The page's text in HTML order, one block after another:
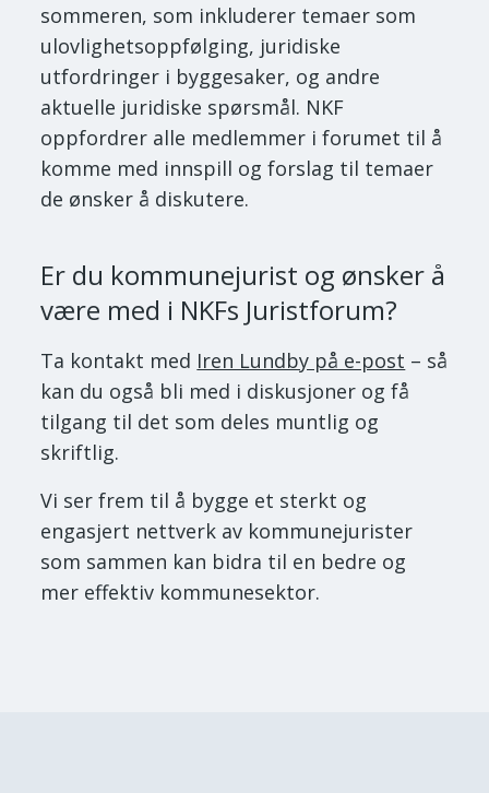
sommeren, som inkluderer temaer som
ulovlighetsoppfølging, juridiske
utfordringer i byggesaker, og andre
aktuelle juridiske spørsmål. NKF
oppfordrer alle medlemmer i forumet til å
komme med innspill og forslag til temaer
de ønsker å diskutere.
Er du kommunejurist og ønsker å
være med i NKFs Juristforum?
Ta kontakt med Iren Lundby på e-post – så
kan du også bli med i diskusjoner og få
tilgang til det som deles muntlig og
skriftlig.
Vi ser frem til å bygge et sterkt og
engasjert nettverk av kommunejurister
som sammen kan bidra til en bedre og
mer effektiv kommunesektor.